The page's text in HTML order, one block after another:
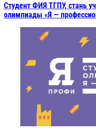
Студент ФИЯ ТГПУ, стань
олимпиады «Я —